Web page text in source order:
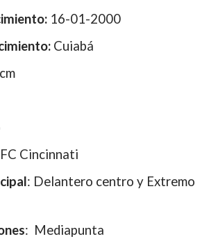
16-01-2000
Cuiabá
FC Cincinnati
: Delantero centro y Extremo
: Mediapunta